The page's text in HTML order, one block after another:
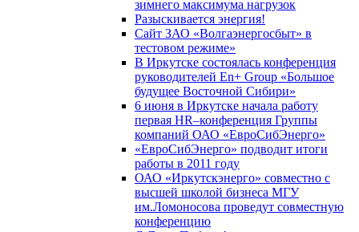
зимнего максимума нагрузок
Разыскивается энергия!
Сайт ЗАО «Волгаэнергосбыт» в
тестовом режиме»
В Иркутске состоялась конференция
руководителей En+ Group «Большое
будущее Восточной Сибири»
6 июня в Иркутске начала работу
первая HR–конференция Группы
компаний ОАО «ЕвроСибЭнерго»
«ЕвроСибЭнерго» подводит итоги
работы в 2011 году
ОАО «Иркутскэнерго» совместно с
высшей школой бизнеса МГУ
им.Ломоносова проведут совместную
конференцию